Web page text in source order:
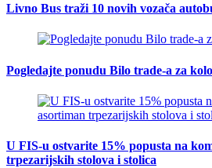
Livno Bus traži 10 novih vozača
Pogledajte ponudu Bilo trade-a za
U FIS-u ostvarite 15% popusta na
trpezarijskih stolova i stolica